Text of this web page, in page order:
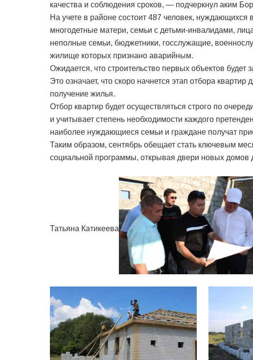
качества и соблюдения сроков, — подчеркнул аким
На учете в районе состоит 487 человек, нуждающихся
многодетные матери, семьи с детьми-инвалидами,
неполные семьи, бюджетники, госслужащие,
жилище которых признано аварийным.
Ожидается, что строительство первых объектов будет
Это означает, что скоро начнется этап отбора квартир
получение жилья.
Отбор квартир будет осуществляться строго по
и учитывает степень необходимости каждого
наиболее нуждающиеся семьи и граждане получат
Таким образом, сентябрь обещает стать ключевым
социальной программы, открывая двери новых домов
Татьяна Катикеева